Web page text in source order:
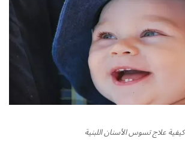
كيفية علاج تسوس الأسنان اللبنية